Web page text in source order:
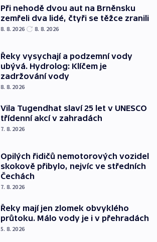
Při nehodě dvou aut na Brněnsku
zemřeli dva lidé, čtyři se těžce zranili
8. 8. 2026 8. 8. 2026
Řeky vysychají a podzemní vody
ubývá. Hydrolog: Klíčem je
zadržování vody
8. 8. 2026
Vila Tugendhat slaví 25 let v UNESCO
třídenní akcí v zahradách
7. 8. 2026
Opilých řidičů nemotorových vozidel
skokově přibylo, nejvíc ve středních
Čechách
7. 8. 2026
Řeky mají jen zlomek obvyklého
průtoku. Málo vody je i v přehradách
5. 8. 2026